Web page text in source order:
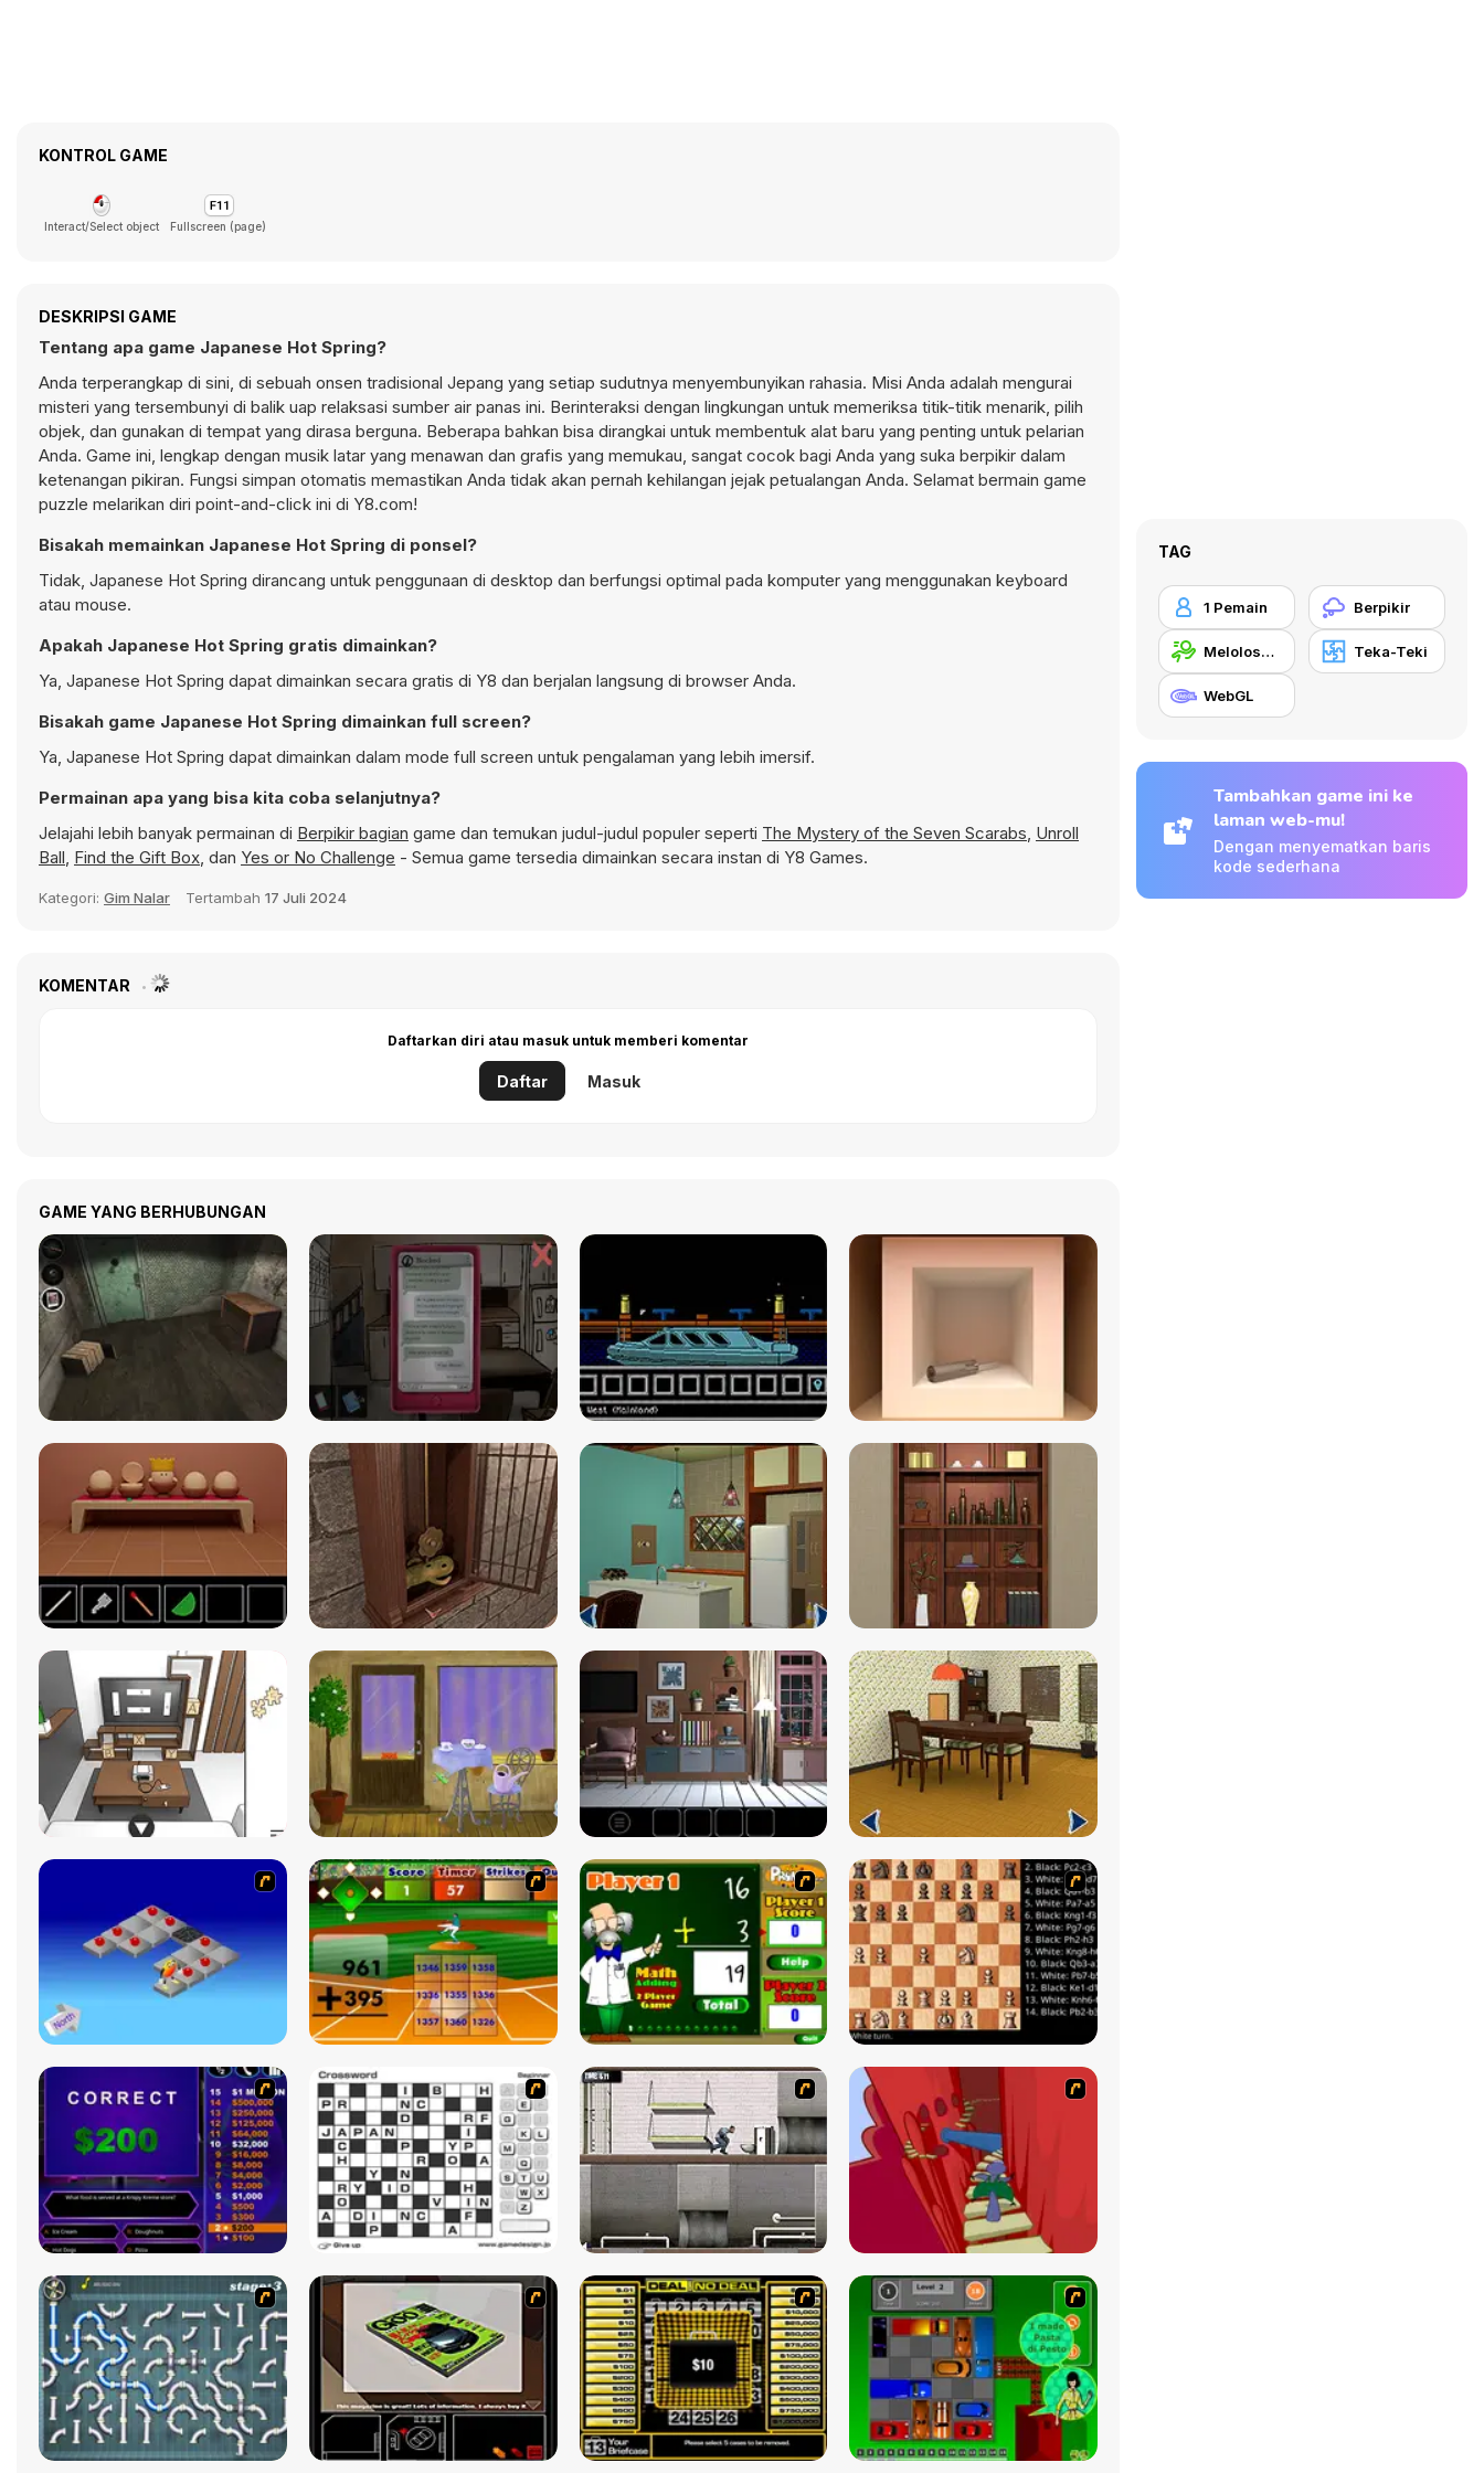
KONTROL GAME
Interact/Select object Fullscreen (page)
DESKRIPSI GAME
Tentang apa game Japanese Hot Spring?
Anda terperangkap di sini, di sebuah onsen tradisional Jepang yang setiap sudutnya menyembunyikan rahasia. Misi Anda adalah mengurai
misteri yang tersembunyi di balik uap relaksasi sumber air panas ini. Berinteraksi dengan lingkungan untuk memeriksa titik-titik menarik, pilih
objek, dan gunakan di tempat yang dirasa berguna. Beberapa bahkan bisa dirangkai untuk membentuk alat baru yang penting untuk pelarian
Anda. Game ini, lengkap dengan musik latar yang menawan dan grafis yang memukau, sangat cocok bagi Anda yang suka berpikir dalam
ketenangan pikiran. Fungsi simpan otomatis memastikan Anda tidak akan pernah kehilangan jejak petualangan Anda. Selamat bermain game
puzzle melarikan diri point-and-click ini di Y8.com!
Bisakah memainkan Japanese Hot Spring di ponsel?
Tidak, Japanese Hot Spring dirancang untuk penggunaan di desktop dan berfungsi optimal pada komputer yang menggunakan keyboard
atau mouse.
Apakah Japanese Hot Spring gratis dimainkan?
Ya, Japanese Hot Spring dapat dimainkan secara gratis di Y8 dan berjalan langsung di browser Anda.
Bisakah game Japanese Hot Spring dimainkan full screen?
Ya, Japanese Hot Spring dapat dimainkan dalam mode full screen untuk pengalaman yang lebih imersif.
Permainan apa yang bisa kita coba selanjutnya?
Jelajahi lebih banyak permainan di Berpikir bagian game dan temukan judul-judul populer seperti The Mystery of the Seven Scarabs, Unroll
Ball, Find the Gift Box, dan Yes or No Challenge - Semua game tersedia dimainkan secara instan di Y8 Games.
Kategori: Gim Nalar Tertambah 17 Juli 2024
KOMENTAR
Daftarkan diri atau masuk untuk memberi komentar
Daftar Masuk
GAME YANG BERHUBUNGAN
TAG
1 Pemain Berpikir
Meloloskan Diri Teka-Teki
WebGL
Tambahkan game ini ke
laman web-mu!
Dengan menyematkan baris
kode sederhana